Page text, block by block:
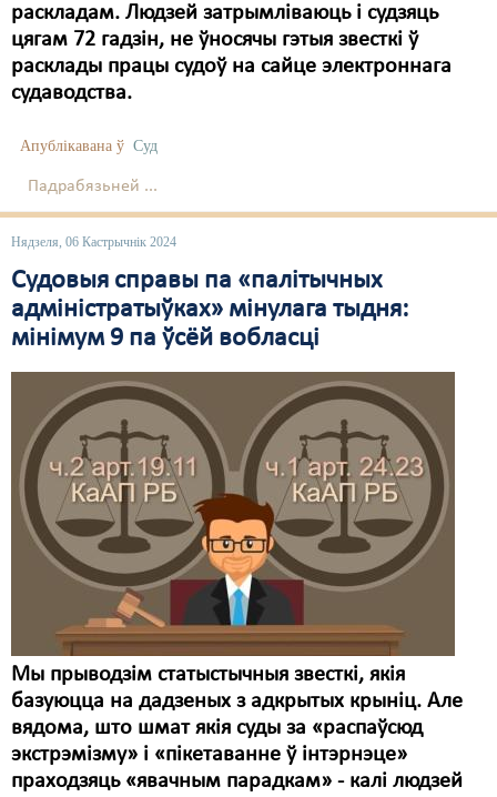
раскладам. Людзей затрымліваюць і судзяць
цягам 72 гадзін, не ўносячы гэтыя звесткі ў
расклады працы судоў на сайце электроннага
судаводства.
Апублікавана ў Суд
Падрабязьней ...
Нядзеля, 06 Кастрычнік 2024
Судовыя справы па «палітычных
адміністратыўках» мінулага тыдня:
мінімум 9 па ўсёй вобласці
Мы прыводзім статыстычныя звесткі, якія
базуюцца на дадзеных з адкрытых крыніц. Але
вядома, што шмат якія суды за «распаўсюд
экстрэмізму» і «пікетаванне ў інтэрнэце»
праходзяць «явачным парадкам» - калі людзей